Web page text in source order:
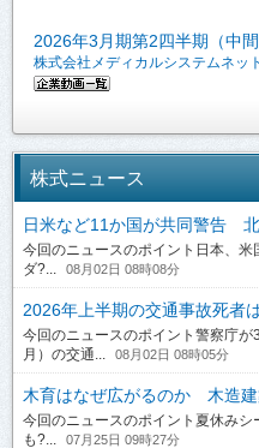
2026年3月期第2四半期（中
株式会社メディカルシステムネッ
株式ニュース
日米など11か国が共同警告 北
今回のニュースのポイント日本、
ダ?...
08月02日 08時08分
2026年上半期の交通事故死者
今回のニュースのポイント警察庁
月）の交通...
08月02日 08時05分
木育はなぜ広がるのか 木造建
今回のニュースのポイント夏休みシ
も?...
07月25日 09時27分